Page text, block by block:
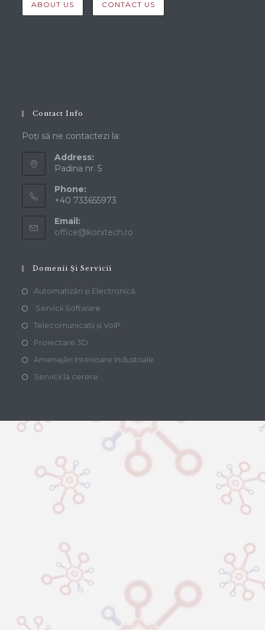
ABOUT US CONTACT US
Contact Info
Poți să ne contactezi la:
Address:
Padina nr. 5
Phone:
+40 733655973
Email:
office@konitech.ro
Domenii Și Servicii
Automatizări și Electronică
Servicii Software
Telecomunicații și VoIP
Proiectare 3D
Amenajări Interioare Industriale
Servicii la cerere